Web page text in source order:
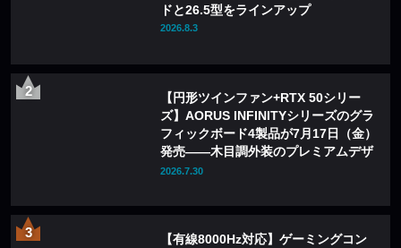
ドと26.5型をラインアップ
2026.8.3
【円形ツインファン+RTX 50シリー
ズ】AORUS INFINITYシリーズのグラ
フィックボード4製品が7月17日（金）
発売——木目調外装のプレミアムデザ
インを採用
2026.7.30
【有線8000Hz対応】ゲーミングコン